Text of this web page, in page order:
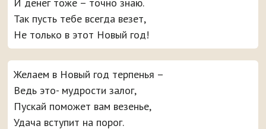
Так пусть тебе всегда везет,
Не только в этот Новый год!
Желаем в Новый год терпенья –
Ведь это- мудрости залог,
Пускай поможет вам везенье,
Удача вступит на порог.